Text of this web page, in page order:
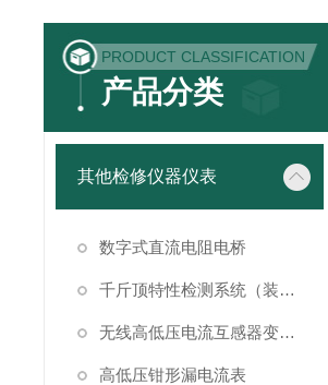
PRODUCT CLASSIFICATION
产品分类
其他检修仪器仪表
数字式直流电阻电桥
千斤顶特性检测系统（装置）
无线高低压电流互感器变比测试仪
高低压钳形漏电流表